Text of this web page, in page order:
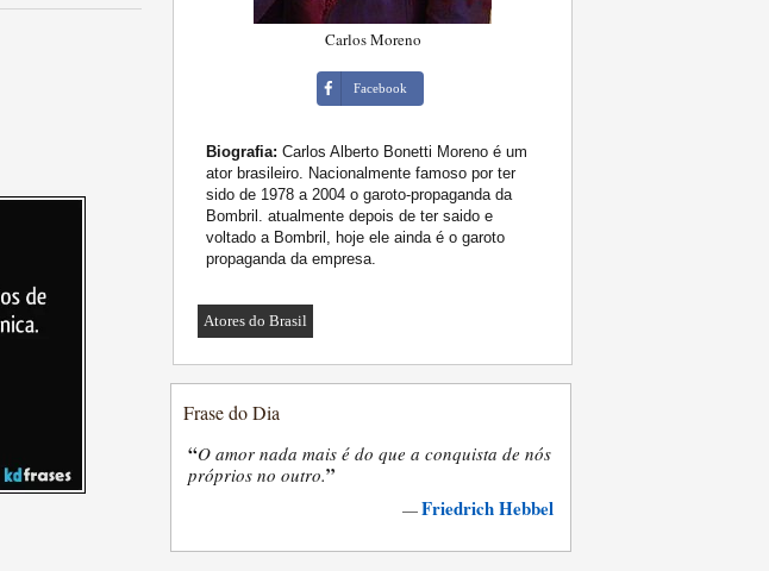
Carlos Moreno
Facebook
Biografia: Carlos Alberto Bonetti Moreno é um
ator brasileiro. Nacionalmente famoso por ter
sido de 1978 a 2004 o garoto-propaganda da
Bombril. atualmente depois de ter saido e
voltado a Bombril, hoje ele ainda é o garoto
propaganda da empresa.
Atores do Brasil
Frase do Dia
“O amor nada mais é do que a conquista de nós
próprios no outro.”
—Friedrich Hebbel